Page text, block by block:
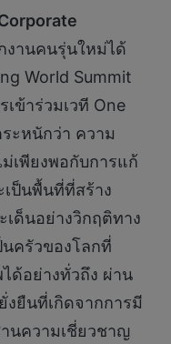
านคนรุ่นใหม่ได้
World Summit
ข้าร่วมเวที One
ะหนักว่า ความ
เพียงพอกับการแก้
เป็นพื้นที่ที่สร้าง
เด็นอย่างวิกฤติทาง
นครัวของโลกที่
ด้อย่างทั่วถึง ผ่าน
ยืนที่เกิดจากการมี
นความเชี่ยวชาญ